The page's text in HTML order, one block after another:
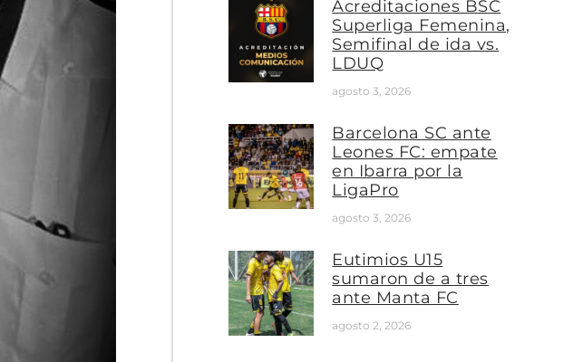
Acreditaciones BSC
Superliga Femenina,
Semifinal de ida vs.
LDUQ
agosto 3, 2026
Barcelona SC ante
Leones FC: empate
en Ibarra por la
LigaPro
agosto 3, 2026
Eutimios U15
sumaron de a tres
ante Manta FC
agosto 2, 2026